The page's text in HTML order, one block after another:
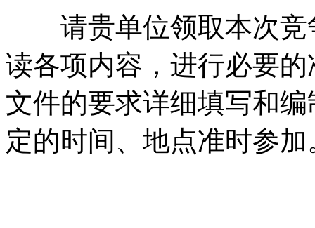
请贵单位领取本次竞
读各项内容，进行必要
文件的要求详细填写和
定的时间、地点准时参加